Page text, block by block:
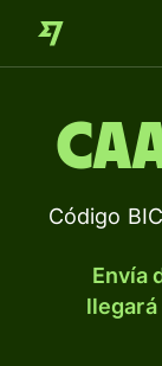
Código
Envía
llegará